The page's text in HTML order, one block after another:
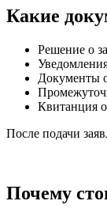
Какие
Решение о
Документы
Квитанция
После подачи
Почему